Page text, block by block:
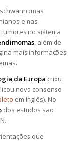
e nas
no sistema
, além de
mais informações
da Europa criou
novo consenso
em inglês). No
dos estudos são
que